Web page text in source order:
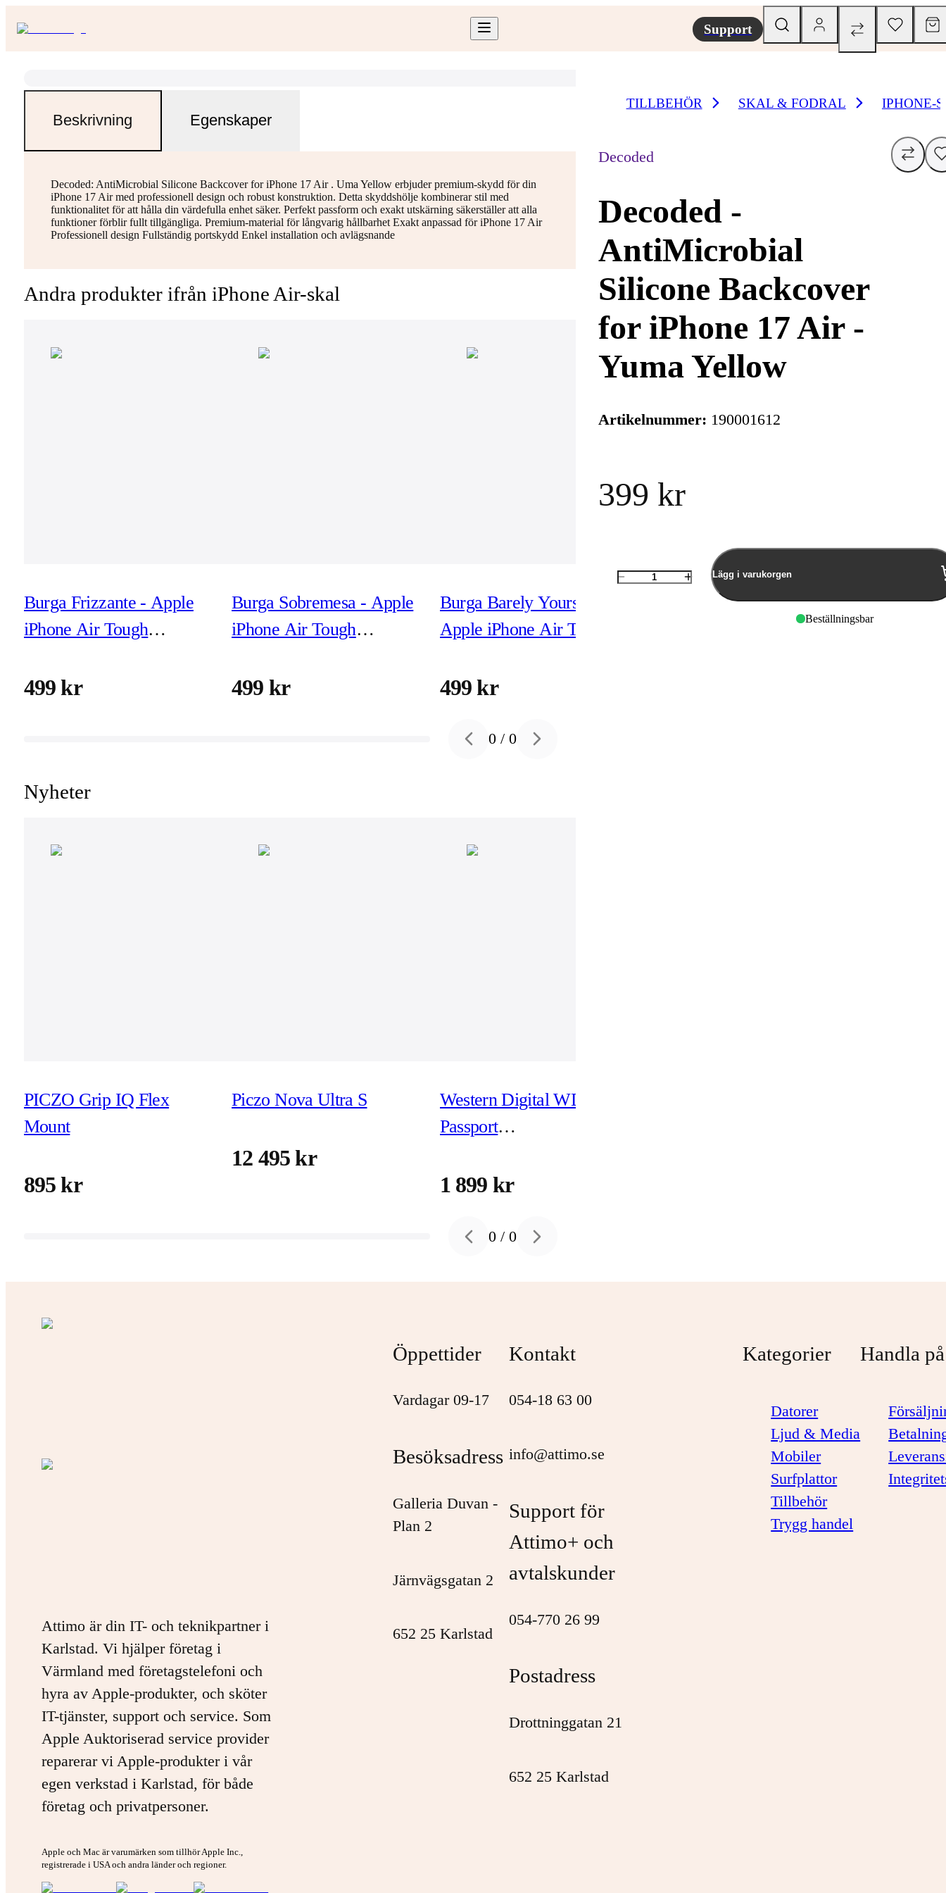
Support
Beskrivning Egenskaper
Decoded: AntiMicrobial Silicone Backcover for iPhone 17 Air . Uma Yellow erbjuder premium-skydd för din
iPhone 17 Air med professionell design och robust konstruktion. Detta skyddshölje kombinerar stil med
funktionalitet för att hålla din värdefulla enhet säker. Perfekt passform och exakt utskärning säkerställer att alla
funktioner förblir fullt tillgängliga. Premium-material för långvarig hållbarhet Exakt anpassad för iPhone 17 Air
Professionell design Fullständig portskydd Enkel installation och avlägsnande
Andra produkter ifrån iPhone Air-skal
Burga Frizzante - Apple
iPhone Air Tough
499 kr
Burga Sobremesa - Apple
iPhone Air Tough
499 kr
Burga Barely Yours -
Apple iPhone Air Tough
499 kr
Burga Magnetic - Apple
Burga
Apple
Previous slide
0 /0 Next slide
Nyheter
PICZO Grip IQ Flex
Mount
895 kr
Piczo Nova Ultra S
12 495 kr
Western Digital WD My
Passport
hårddisk 4 TB USB 3.2
1 899 kr
Previous slide
0 /0 Next slide
TILLBEHÖR SKAL & FODRAL IPHONE-
Decoded
Decoded -
AntiMicrobial
Silicone Backcover
for iPhone 17 Air -
Yuma Yellow
Artikelnummer: 190001612
399 kr
Antal
Lägg i varukorgen
Beställningsbar
Attimo är din IT- och teknikpartner i
Karlstad. Vi hjälper företag i
Värmland med företagstelefoni och
hyra av Apple-produkter, och sköter
IT-tjänster, support och service. Som
Apple Auktoriserad service provider
reparerar vi Apple-produkter i vår
egen verkstad i Karlstad, för både
företag och privatpersoner.
Apple och Mac är varumärken som tillhör Apple Inc.,
registrerade i USA och andra länder och regioner.
Öppettider
Vardagar 09-17
Besöksadress
Galleria Duvan -
Plan 2
Järnvägsgatan 2
652 25 Karlstad
Kontakt
054-18 63 00
info@attimo.se
Support för
Attimo+ och
avtalskunder
054-770 26 99
Postadress
Drottninggatan 21
652 25 Karlstad
Kategorier
Datorer
Ljud & Media
Mobiler
Surfplattor
Tillbehör
Trygg handel
Handla